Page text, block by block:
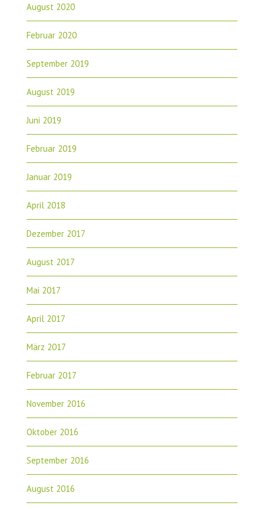
August 2020
Februar 2020
September 2019
August 2019
Juni 2019
Februar 2019
Januar 2019
April 2018
Dezember 2017
August 2017
Mai 2017
April 2017
März 2017
Februar 2017
November 2016
Oktober 2016
September 2016
August 2016